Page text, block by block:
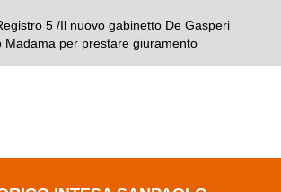
5 /Il nuovo gabinetto De Gasperi
Madama per prestare giuramento